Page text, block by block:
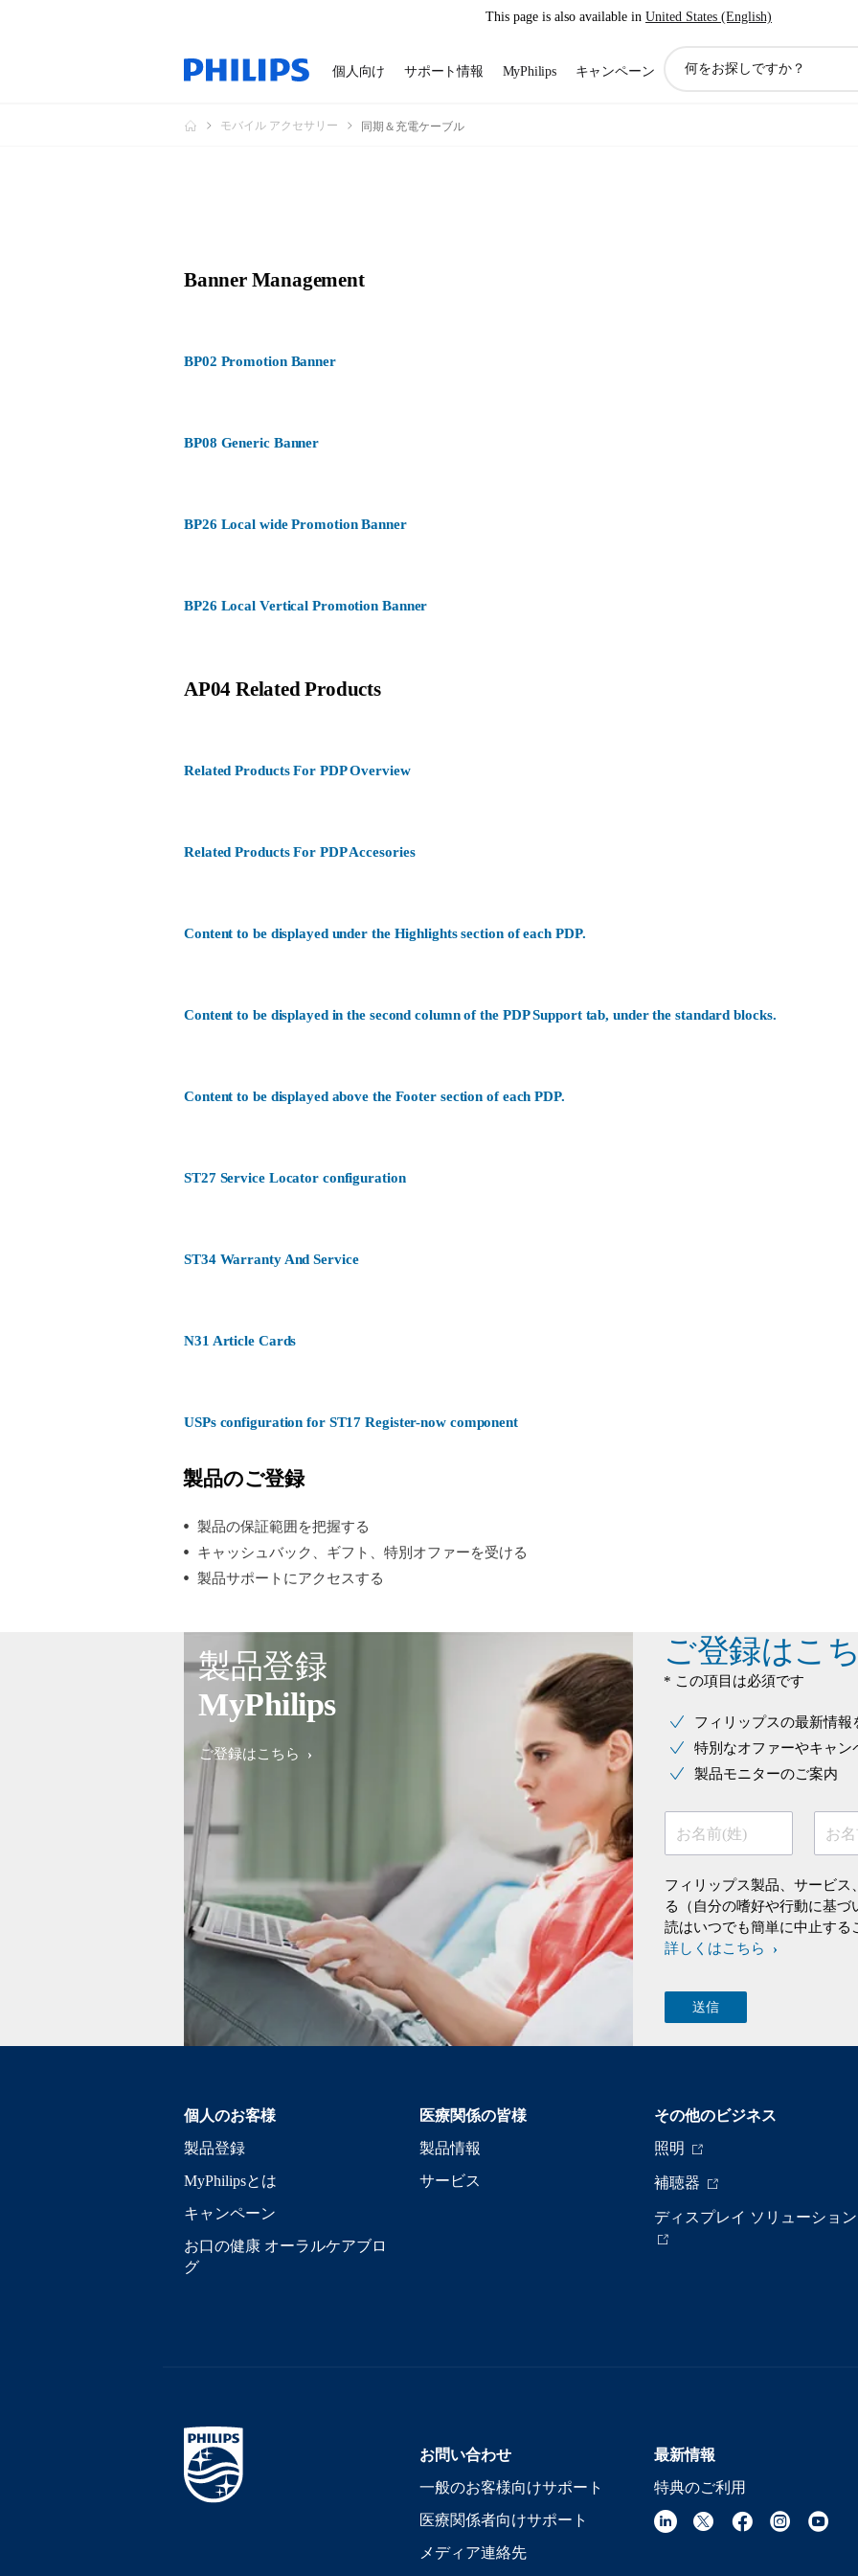
This page is also available in United States (English)
個人向け サポート情報 MyPhilips キャンペーン
モバイル アクセサリー 同期＆充電ケーブル
Banner Management
BP02 Promotion Banner
BP08 Generic Banner
BP26 Local wide Promotion Banner
BP26 Local Vertical Promotion Banner
AP04 Related Products
Related Products For PDP Overview
Related Products For PDP Accesories
Content to be displayed under the Highlights section of each PDP.
Content to be displayed in the second column of the PDP Support tab, under the standard blocks.
Content to be displayed above the Footer section of each PDP.
ST27 Service Locator configuration
ST34 Warranty And Service
N31 Article Cards
USPs configuration for ST17 Register-now component
製品のご登録
製品の保証範囲を把握する
キャッシュバック、ギフト、特別オファーを受ける
製品サポートにアクセスする
製品登録
MyPhilips
ご登録はこちら
ご登録はこ
* この項目は必須です
フィリップスの最新情報
特別なオファーやキャン
製品モニターのご案内
お名前(姓) お
フィリップス製品、サービ
る（自分の嗜好や行動に基
読はいつでも簡単に中止する
詳しくはこちら
個人のお客様
製品登録
MyPhilipsとは
キャンペーン
お口の健康 オーラルケアブロ
グ
医療関係の皆様
製品情報
サービス
その他のビジネス
照明
補聴器
ディスプレイ ソリューション
お問い合わせ
一般のお客様向けサポート
医療関係者向けサポート
メディア連絡先
最新情報
特典のご利用